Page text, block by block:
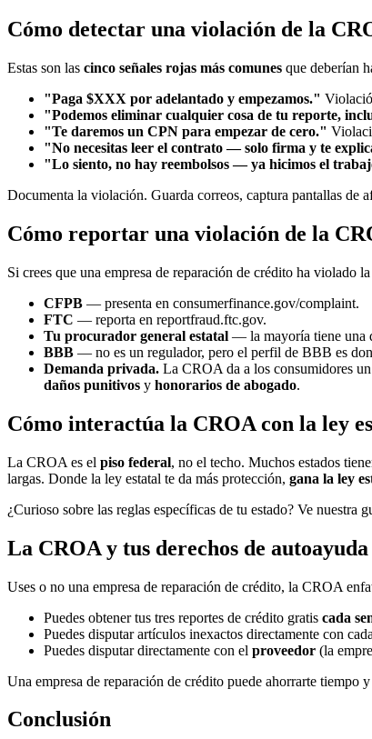
Cómo detectar una violación de la
Estas son las cinco señales rojas más comunes que deberían
"Paga $XXX por adelantado y empezamos."
"Podemos eliminar cualquier cosa de tu reporte,
"Te daremos un CPN para empezar de cero."
"No necesitas leer el contrato — solo firma y te
"Lo siento, no hay reembolsos — ya hicimos el
Documenta la violación. Guarda correos, captura pantallas de
Cómo reportar una violación de la
Si crees que una empresa de reparación de crédito ha violado
CFPB — presenta en consumerfinance.gov/complaint.
FTC — reporta en reportfraud.ftc.gov.
Tu procurador general estatal — la mayoría tiene una
BBB — no es un regulador, pero el perfil de BBB es
Demanda privada. La CROA da a los consumidores un
daños punitivos y honorarios de abogado.
Cómo interactúa la CROA con la ley
La CROA es el piso federal, no el techo. Muchos estados
largas. Donde la ley estatal te da más protección, gana la ley
¿Curioso sobre las reglas específicas de tu estado? Ve nuestra
La CROA y tus derechos de autoayuda
Uses o no una empresa de reparación de crédito, la CROA
Puedes obtener tus tres reportes de crédito gratis cada
Puedes disputar artículos inexactos directamente con
Puedes disputar directamente con el proveedor (la
Una empresa de reparación de crédito puede ahorrarte tiempo
Conclusión